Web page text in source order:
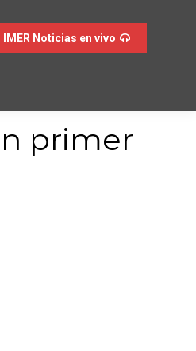
IMER Noticias en vivo
primer